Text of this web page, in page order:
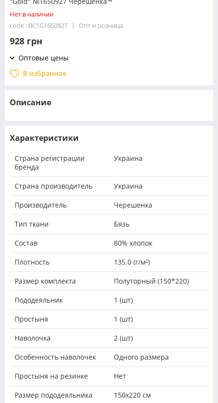
Нет в наличии
code : BC1G1650927
Опт и розница
928 грн
Оптовые цены
В избранное
Описание
Характеристики
Страна регистрации
бренда
Украина
Страна производитель Украина
Производитель Черешенка
Тип ткани Бязь
Состав 80% хлопок
Плотность 135.0 (г/м²)
Размер комплекта Полуторный (150*220)
Пододеяльник 1 (шт)
Простыня 1 (шт)
Наволочка 2 (шт)
Особенность наволочек Одного размера
Простыня на резинке Нет
Размер пододеяльника 150х220 см